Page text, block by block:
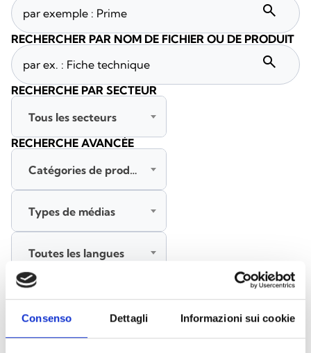
Consenso Dettagli Informazioni sui cookie
Documents(6992)
search
RECHERCHER PAR NOM DE FICHIER OU DE PRODUIT
search
RECHERCHE PAR SECTEUR
Tous les secteurs
RECHERCHE AVANCÉE
Catégories de produits
Types de médias
Toutes les langues
RECHERCHER
EFFACER LES FILTRES